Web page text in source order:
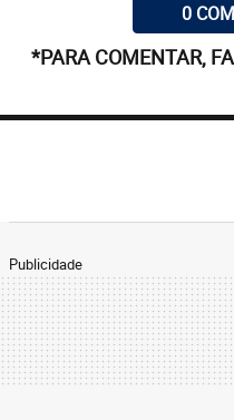
0
*PARA COMENTAR,
Publicidade